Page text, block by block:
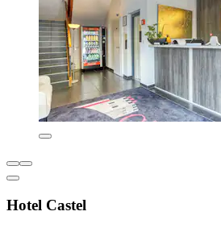
Hotel Castel